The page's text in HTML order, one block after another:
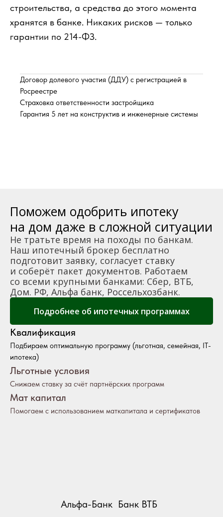
строительства, а средства до этого момента
хранятся в банке. Никаких рисков — только
гарантии по 214-ФЗ.
Договор долевого участия (ДДУ) с регистрацией в
Росреестре
Страховка ответственности застройщика
Гарантия 5 лет на конструктив и инженерные системы
Поможем одобрить ипотеку
на дом даже в сложной ситуации
Не тратьте время на походы по банкам.
Наш ипотечный брокер бесплатно
подготовит заявку, согласует ставку
и соберёт пакет документов. Работаем
со всеми крупными банками: Сбер, ВТБ,
Дом. РФ, Альфа банк, Россельхозбанк.
Подробнее об ипотечных программах
Квалификация
Подбираем оптимальную программу (льготная, семейная, IT-
ипотека)
Льготные условия
Снижаем ставку за счёт партнёрских программ
Мат капитал
Помогаем с использованием маткапитала и сертификатов
Альфа-Банк Банк ВТБ